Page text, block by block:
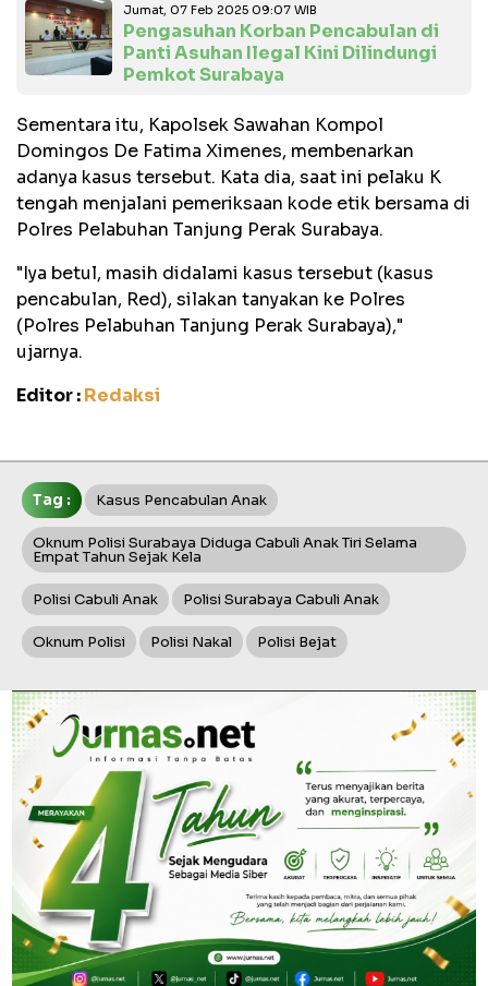
Jumat, 07 Feb 2025 09:07 WIB
Pengasuhan Korban Pencabulan di
Panti Asuhan Ilegal Kini Dilindungi
Pemkot Surabaya
Sementara itu, Kapolsek Sawahan Kompol
Domingos De Fatima Ximenes, membenarkan
adanya kasus tersebut. Kata dia, saat ini pelaku K
tengah menjalani pemeriksaan kode etik bersama di
Polres Pelabuhan Tanjung Perak Surabaya.
"Iya betul, masih didalami kasus tersebut (kasus
pencabulan, Red), silakan tanyakan ke Polres
(Polres Pelabuhan Tanjung Perak Surabaya),"
ujarnya.
Editor :Redaksi
Tag : Kasus Pencabulan Anak
Oknum Polisi Surabaya Diduga Cabuli Anak Tiri Selama
Empat Tahun Sejak Kela
Polisi Cabuli Anak Polisi Surabaya Cabuli Anak
Oknum Polisi Polisi Nakal Polisi Bejat